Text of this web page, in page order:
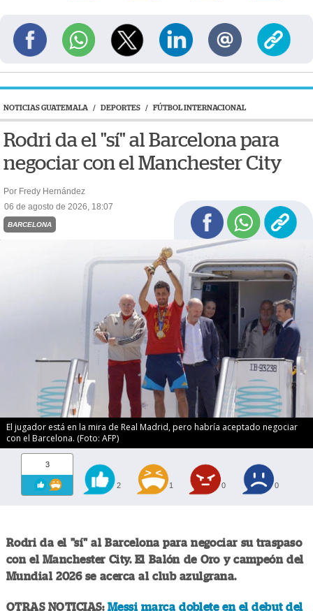
NOTICIAS GUATEMALA / DEPORTES / FÚTBOL INTERNACIONAL
Rodri da el "sí" al Barcelona para
negociar con el Manchester City
Por Fredy Hernández
06 de agosto de 2026, 18:07
BARCELONA
El jugador está en la mira de Real Madrid, pero habría aceptado negociar
con el Barcelona. (Foto: AFP)
3
2 1 0 0
Rodri da el "sí" al Barcelona para negociar su traspaso
con el Manchester City. El Balón de Oro y campeón del
Mundial 2026 se acerca al club azulgrana.
OTRAS NOTICIAS: Messi marca doblete en el debut del